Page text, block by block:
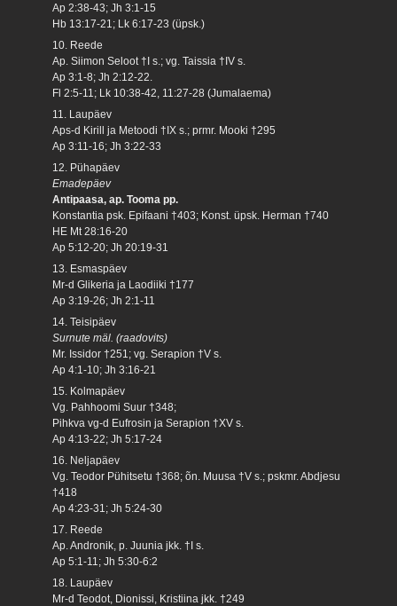
Ap 2:38-43; Jh 3:1-15
Hb 13:17-21; Lk 6:17-23 (üpsk.)
10. Reede
Ap. Siimon Seloot †I s.; vg. Taissia †IV s.
Ap 3:1-8; Jh 2:12-22.
Fl 2:5-11; Lk 10:38-42, 11:27-28 (Jumalaema)
11. Laupäev
Aps-d Kirill ja Metoodi †IX s.; prmr. Mooki †295
Ap 3:11-16; Jh 3:22-33
12. Pühapäev
Emadepäev
Antipaasa, ap. Tooma pp.
Konstantia psk. Epifaani †403; Konst. üpsk. Herman †740
HE Mt 28:16-20
Ap 5:12-20; Jh 20:19-31
13. Esmaspäev
Mr-d Glikeria ja Laodiiki †177
Ap 3:19-26; Jh 2:1-11
14. Teisipäev
Surnute mäl. (raadovits)
Mr. Issidor †251; vg. Serapion †V s.
Ap 4:1-10; Jh 3:16-21
15. Kolmapäev
Vg. Pahhoomi Suur †348;
Pihkva vg-d Eufrosin ja Serapion †XV s.
Ap 4:13-22; Jh 5:17-24
16. Neljapäev
Vg. Teodor Pühitsetu †368; õn. Muusa †V s.; pskmr. Abdjesu
†418
Ap 4:23-31; Jh 5:24-30
17. Reede
Ap. Andronik, p. Juunia jkk. †I s.
Ap 5:1-11; Jh 5:30-6:2
18. Laupäev
Mr-d Teodot, Dionissi, Kristiina jkk. †249